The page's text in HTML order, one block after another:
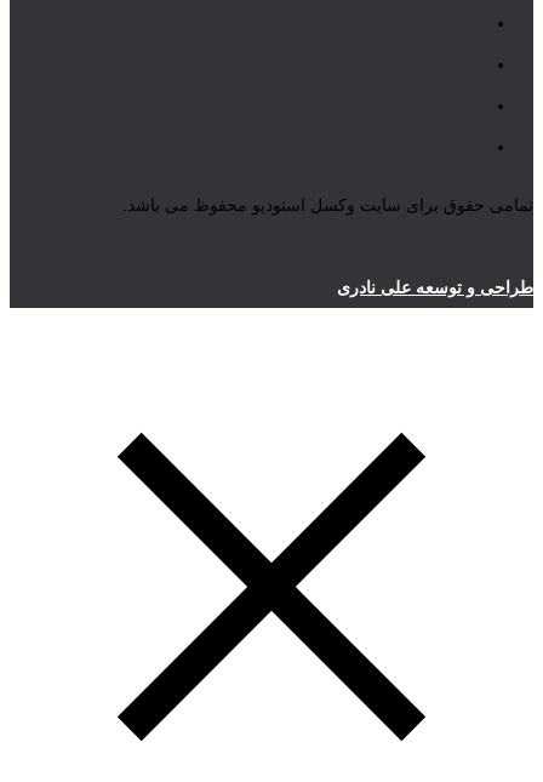
تمامی حقوق برای سایت وکسل استودیو محفوظ می باشد.
طراحی و توسعه علی نادری